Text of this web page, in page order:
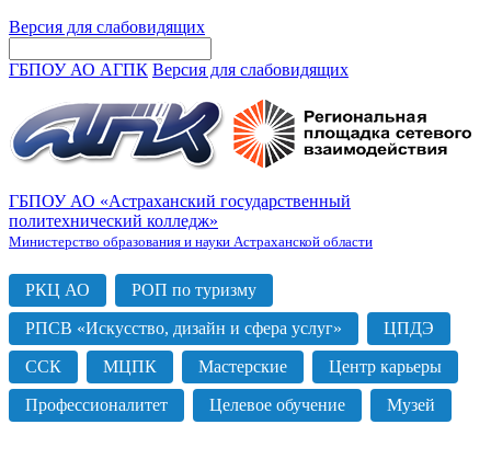
Версия для слабовидящих
ГБПОУ АО АГПК Версия для слабовидящих
ГБПОУ АО «Астраханский государственный
политехнический колледж»
Министерство образования и науки Астраханской области
РКЦ АО РОП по туризму
РПСВ «Искусство, дизайн и сфера услуг» ЦПДЭ
ССК МЦПК Мастерские Центр карьеры
Профессионалитет Целевое обучение Музей